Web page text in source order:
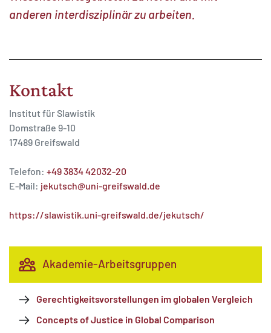
anderen interdisziplinär zu arbeiten.
Kontakt
Institut für Slawistik
Domstraße 9-10
17489 Greifswald
Telefon: +49 3834 42032-20
E-Mail: jekutsch@uni-greifswald.de
https://slawistik.uni-greifswald.de/jekutsch/
Akademie-Arbeitsgruppen
Gerechtigkeitsvorstellungen im globalen Vergleich
Concepts of Justice in Global Comparison